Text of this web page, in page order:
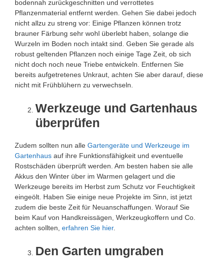
bodennah zurückgeschnitten und verrottetes
Pflanzenmaterial entfernt werden. Gehen Sie dabei jedoch
nicht allzu zu streng vor: Einige Pflanzen können trotz
brauner Färbung sehr wohl überlebt haben, solange die
Wurzeln im Boden noch intakt sind. Geben Sie gerade als
robust geltenden Pflanzen noch einige Tage Zeit, ob sich
nicht doch noch neue Triebe entwickeln. Entfernen Sie
bereits aufgetretenes Unkraut, achten Sie aber darauf, diese
nicht mit Frühblühern zu verwechseln.
Werkzeuge und Gartenhaus
überprüfen
Zudem sollten nun alle Gartengeräte und Werkzeuge im
Gartenhaus auf ihre Funktionsfähigkeit und eventuelle
Rostschäden überprüft werden. Am besten haben sie alle
Akkus den Winter über im Warmen gelagert und die
Werkzeuge bereits im Herbst zum Schutz vor Feuchtigkeit
eingeölt. Haben Sie einige neue Projekte im Sinn, ist jetzt
zudem die beste Zeit für Neuanschaffungen. Worauf Sie
beim Kauf von Handkreissägen, Werkzeugkoffern und Co.
achten sollten, erfahren Sie hier.
Den Garten umgraben